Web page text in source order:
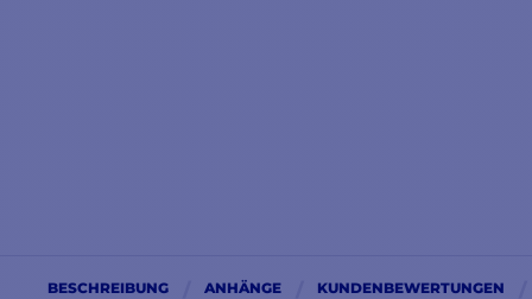
BESCHREIBUNG ANHÄNGE KUNDENBEWERTUNGEN